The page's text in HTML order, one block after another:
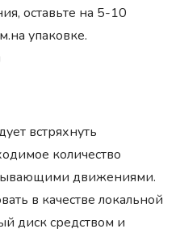
оставьте на 5-10
упаковке.
встряхнуть
количество
движениями.
в качестве локальной
диск средством и